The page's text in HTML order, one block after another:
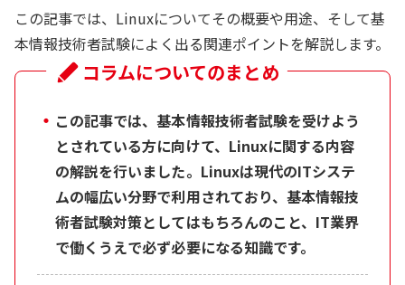
この記事では、Linuxについてその概要や用途、そして基
本情報技術者試験によく出る関連ポイントを解説します。
・ この記事では、基本情報技術者試験を受けよう
とされている方に向けて、Linuxに関する内容
の解説を行いました。Linuxは現代のITシステ
ムの幅広い分野で利用されており、基本情報技
術者試験対策としてはもちろんのこと、IT業界
で働くうえで必ず必要になる知識です。
コラムについてのまとめ